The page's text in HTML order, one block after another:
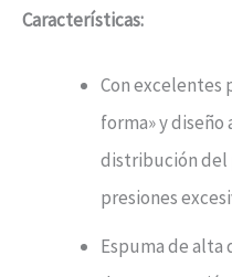
Características:
Con excelentes
forma» y diseño
distribución del
presiones
Espuma de alta